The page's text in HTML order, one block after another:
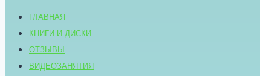
ГЛАВНАЯ
КНИГИ И ДИСКИ
ОТЗЫВЫ
ВИДЕОЗАНЯТИЯ